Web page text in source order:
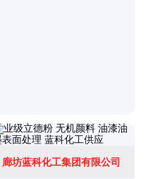
廊坊蓝科化工集团有限公司